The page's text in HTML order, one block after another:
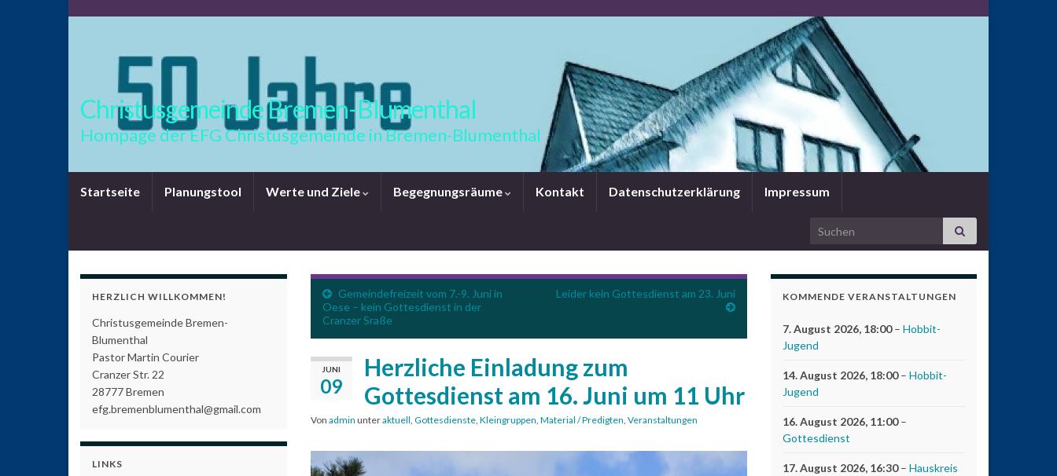
Christusgemeinde Bremen-Blumenthal
Hompage der EFG Christusgemeinde in Bremen-Blumenthal
Startseite Planungstool Werte und Ziele Begegnungsräume Kontakt Datenschutzerklärung Impressum
Search for:
Gemeindefreizeit vom 7.-9. Juni in
Oese – kein Gottesdienst in der
Cranzer Sraße
Leider kein Gottesdienst am 23. Juni
JUNI
09
Herzliche Einladung zum
Gottesdienst am 16. Juni um 11 Uhr
Von admin unteraktuell, Gottesdienste, Kleingruppen, Material / Predigten, Veranstaltungen
HERZLICH WILLKOMMEN!
Christusgemeinde Bremen-
Blumenthal
Pastor Martin Courier
Cranzer Str. 22
28777 Bremen
efg.bremenblumenthal@gmail.com
LINKS
KOMMENDE VERANSTALTUNGEN
7. August 2026, 18:00– Hobbit-
Jugend
14. August 2026, 18:00– Hobbit-
Jugend
16. August 2026, 11:00–
Gottesdienst
17. August 2026, 16:30– Hauskreis